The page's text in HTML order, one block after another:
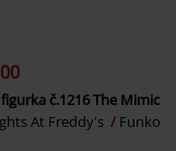
č.1216 The Mimic
At Freddy's
Funko